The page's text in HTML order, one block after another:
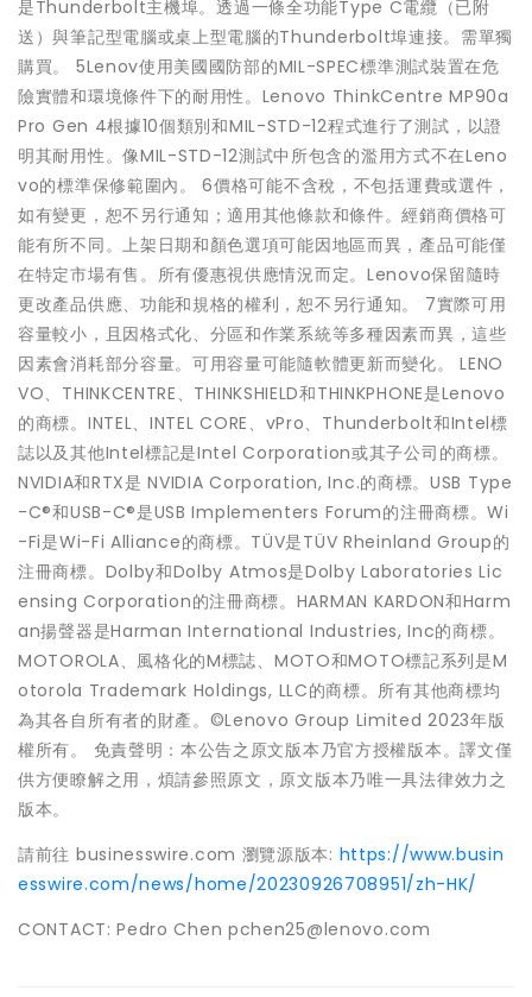
是Thunderbolt主機埠。透過一條全功能Type C電纜（已附
送）與筆記型電腦或桌上型電腦的Thunderbolt埠連接。需單獨
購買。 5Lenov使用美國國防部的MIL-SPEC標準測試裝置在危
險實體和環境條件下的耐用性。Lenovo ThinkCentre MP90a
Pro Gen 4根據10個類別和MIL-STD-12程式進行了測試，以證
明其耐用性。像MIL-STD-12測試中所包含的濫用方式不在Leno
vo的標準保修範圍內。 6價格可能不含稅，不包括運費或選件，
如有變更，恕不另行通知；適用其他條款和條件。經銷商價格可
能有所不同。上架日期和顏色選項可能因地區而異，產品可能僅
在特定市場有售。所有優惠視供應情況而定。Lenovo保留隨時
更改產品供應、功能和規格的權利，恕不另行通知。 7實際可用
容量較小，且因格式化、分區和作業系統等多種因素而異，這些
因素會消耗部分容量。可用容量可能隨軟體更新而變化。 LENO
VO、THINKCENTRE、THINKSHIELD和THINKPHONE是Lenovo
的商標。INTEL、INTEL CORE、vPro、Thunderbolt和Intel標
誌以及其他Intel標記是Intel Corporation或其子公司的商標。
NVIDIA和RTX是 NVIDIA Corporation, Inc.的商標。USB Type
-C®和USB-C®是USB Implementers Forum的注冊商標。Wi
-Fi是Wi-Fi Alliance的商標。TÜV是TÜV Rheinland Group的
注冊商標。Dolby和Dolby Atmos是Dolby Laboratories Lic
ensing Corporation的注冊商標。HARMAN KARDON和Harm
an揚聲器是Harman International Industries, Inc的商標。
MOTOROLA、風格化的M標誌、MOTO和MOTO標記系列是M
otorola Trademark Holdings, LLC的商標。所有其他商標均
為其各自所有者的財產。©Lenovo Group Limited 2023年版
權所有。 免責聲明：本公告之原文版本乃官方授權版本。譯文僅
供方便瞭解之用，煩請參照原文，原文版本乃唯一具法律效力之
版本。
請前往 businesswire.com 瀏覽源版本: https://www.busin
esswire.com/news/home/20230926708951/zh-HK/
CONTACT: Pedro Chen pchen25@lenovo.com